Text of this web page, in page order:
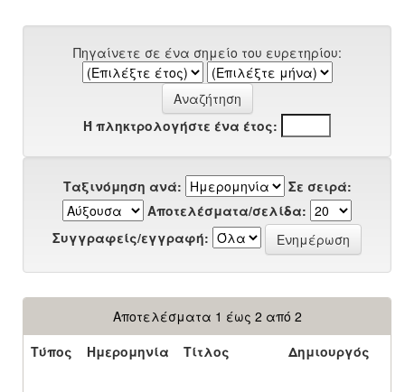
Πηγαίνετε σε ένα σημείο του ευρετηρίου:
Ή πληκτρολογήστε ένα έτος:
Ταξινόμηση ανά:
Σε σειρά:
Αποτελέσματα/σελίδα:
Συγγραφείς/εγγραφή:
Αποτελέσματα 1 έως 2 από 2
Τύπος
Ημερομηνία Τίτλος Δημιουργός